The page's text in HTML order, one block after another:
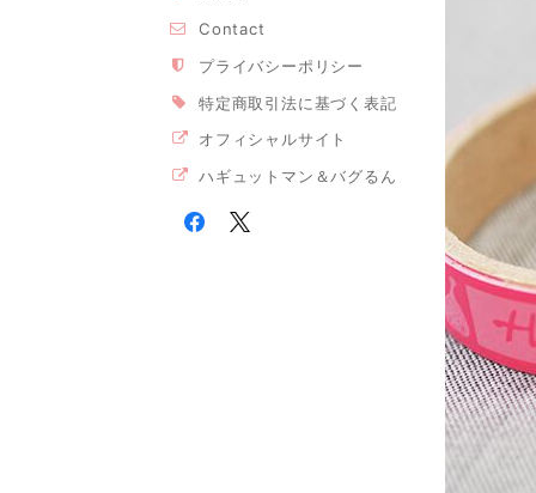
Contact
プライバシーポリシー
特定商取引法に基づく表記
オフィシャルサイト
ハギュットマン＆バグるん